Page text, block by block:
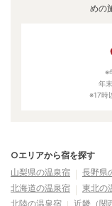
めの
※
年
※17時
○エリアから宿を探す
山梨県の温泉宿
長野県
北海道の温泉宿
東北の
北陸の温泉宿
近畿（関